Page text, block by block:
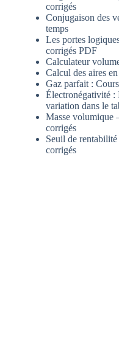
corrigés
Conjugaison des
temps
Les portes
corrigés PDF
Calculateur
Calcul des aires
Gaz parfait :
Électronégativité
variation dans le
Masse volumique
corrigés
Seuil de
corrigés